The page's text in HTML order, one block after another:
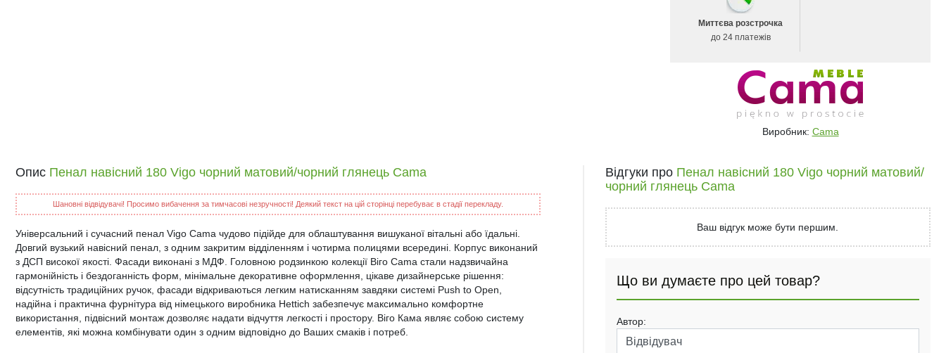
Миттєва розстрочка
до 24 платежів
Виробник: Cama
Опис Пенал навісний 180 Vigo чорний матовий/чорний глянець Cama
Шановні відвідувачі! Просимо вибачення за тимчасові незручності! Деякий текст на цій сторінці перебуває в стадії перекладу.
Універсальний і сучасний пенал Vigo Cama чудово підійде для облаштування вишуканої вітальні або їдальні.
Довгий вузький навісний пенал, з одним закритим відділенням і чотирма полицями всередині. Корпус виконаний
з ДСП високої якості. Фасади виконані з МДФ. Головною родзинкою колекції Віго Cama стали надзвичайна
гармонійність і бездоганність форм, мінімальне декоративне оформлення, цікаве дизайнерське рішення:
відсутність традиційних ручок, фасади відкриваються легким натисканням завдяки системі Push to Open,
надійна і практична фурнітура від німецького виробника Hettich забезпечує максимально комфортне
використання, підвісний монтаж дозволяє надати відчуття легкості і простору. Віго Кама являє собою систему
елементів, які можна комбінувати один з одним відповідно до Ваших смаків і потреб.
Відгуки про Пенал навісний 180 Vigo чорний матовий/
чорний глянець Cama
Ваш відгук може бути першим.
Що ви думаєте про цей товар?
Автор: